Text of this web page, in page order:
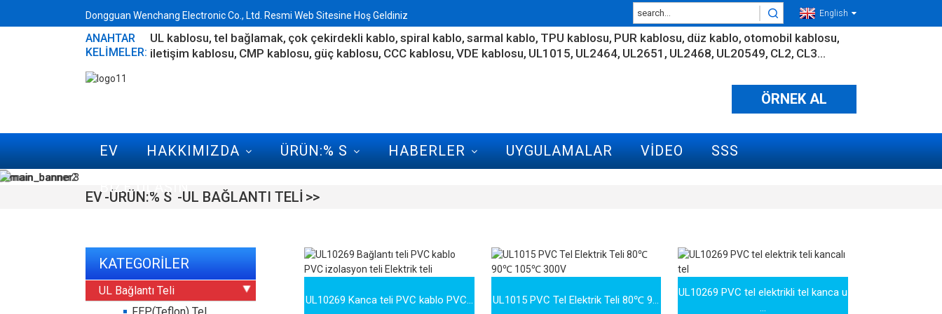
Dongguan Wenchang Electronic Co., Ltd. Resmi Web Sitesine Hoş Geldiniz English
ANAHTAR
KELIMELER:
UL kablosu tel bağlamak çok çekirdekli kablo spiral kablo sarmal kablo TPU kablosu PUR kablosu düz kablo otomobil kablosu
iletişim kablosu CMP kablosu güç kablosu CCC kablosu VDE kablosu UL1015 UL2464 UL2651 UL2468 UL20549 CL2 CL3...
ÖRNEK AL
EV HAKKIMIZDA ÜRÜN:% S HABERLER UYGULAMALAR VIDEO SSS
BIZE ULAŞIN
EV ÜRÜN:% S UL BAĞLANTI TELI
KATEGORILER
UL Bağlantı Teli
UL10269 Kanca teli PVC kablo PVC... UL1015 PVC Tel Elektrik Teli 80℃ 9...
UL10269 PVC tel elektrikli tel kanca u
...